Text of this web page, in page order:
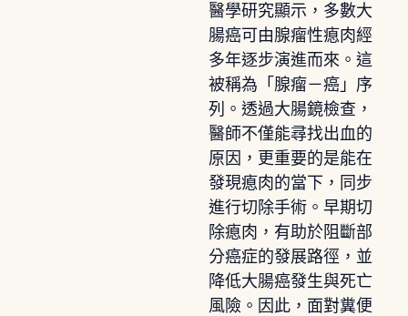
醫學研究顯示，多數大
腸癌可由腺瘤性瘜肉經
多年逐步演進而來。這
被稱為「腺瘤－癌」序
列。透過大腸鏡檢查，
醫師不僅能尋找出血的
原因，更重要的是能在
發現瘜肉的當下，同步
進行切除手術。早期切
除瘜肉，有助於阻斷部
分癌症的發展路徑，並
降低大腸癌發生與死亡
風險。因此，面對糞便